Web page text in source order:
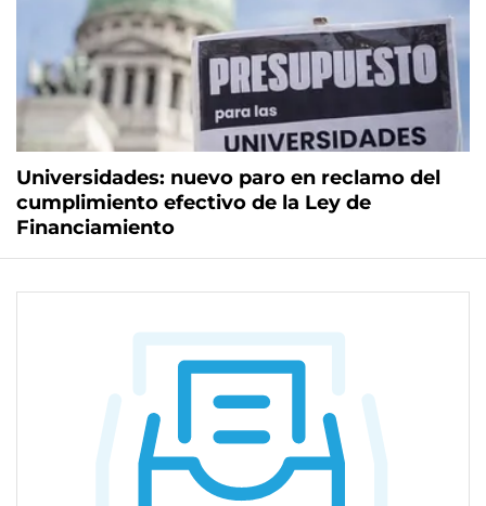
Universidades: nuevo paro en reclamo del
cumplimiento efectivo de la Ley de
Financiamiento